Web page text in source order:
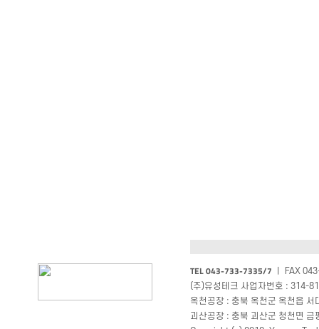
TEL 043-733-7335/7 ㅣ FAX
(주)유성테크 사업자번호 : 314-
옥천공장 : 충북 옥천군 옥천읍
괴산공장 : 충북 괴산군 청천면